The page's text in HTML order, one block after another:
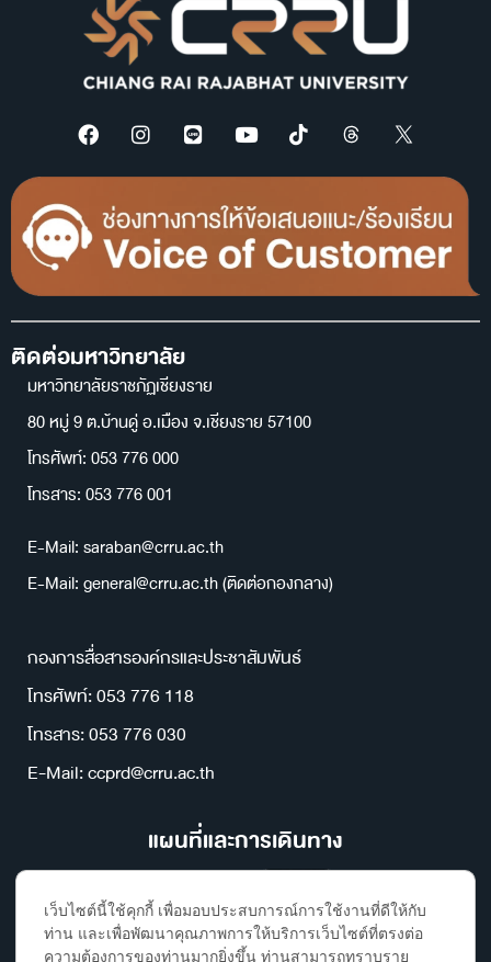
ติดต่อมหาวิทยาลัย
มหาวิทยาลัยราชภัฏเชียงราย
80 หมู่ 9 ต.บ้านดู่ อ.เมือง จ.เชียงราย 57100
โทรศัพท์: 053 776 000
โทรสาร: 053 776 001
E-Mail: saraban@crru.ac.th
E-Mail: general@crru.ac.th (ติดต่อกองกลาง)
กองการสื่อสารองค์กรและประชาสัมพันธ์
โทรศัพท์: 053 776 118
โทรสาร: 053 776 030
E-Mail: ccprd@crru.ac.th
แผนที่และการเดินทาง
เว็บไซต์นี้ใช้คุกกี้ เพื่อมอบประสบการณ์การใช้งานที่ดีให้กับ
ท่าน และเพื่อพัฒนาคุณภาพการให้บริการเว็บไซต์ที่ตรงต่อ
ความต้องการของท่านมากยิ่งขึ้น ท่านสามารถทราบราย